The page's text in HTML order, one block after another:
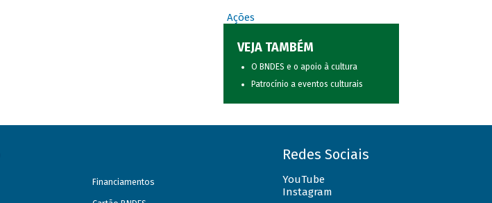
Ações
VEJA TAMBÉM
O BNDES e o apoio à cultura
Patrocínio a eventos culturais
Financiamentos
Redes Sociais
YouTube
Instagram